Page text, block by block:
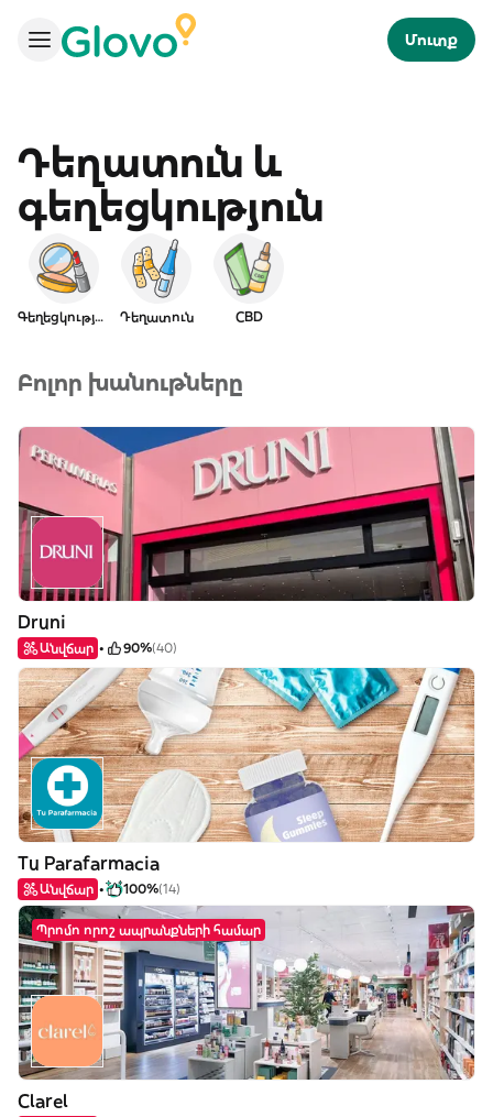
Մուտք
Դեղատուն և
գեղեցկություն
Գեղեցկություն Դեղատուն CBD
Բոլոր խանութները
Druni
Անվճար 90%(40)
Tu Parafarmacia
Անվճար 100%(14)
Պրոմո որոշ ապրանքների համար
Clarel